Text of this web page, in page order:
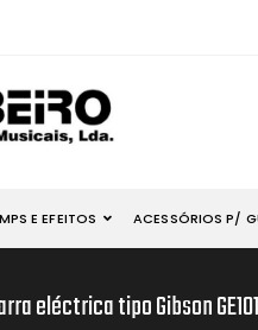
E EFEITOS ACESSÓRIOS P/
eléctrica tipo Gibson